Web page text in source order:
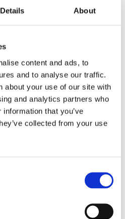
Details About
content and ads, to
and to analyse our traffic.
about your use of our site with
and analytics partners who
that you’ve
collected from your use